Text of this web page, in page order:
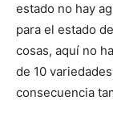
estado no hay
para el estado
cosas, aquí no
de 10
consecuencia